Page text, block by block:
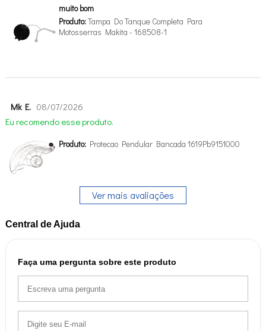
muito bom
Produto:Tampa Do Tanque Completa Para
Motosserras Makita - 168508-1
Mk E. 08/07/2026
Eu recomendo esse produto.
Produto:Protecao Pendular Bancada 1619Pb9151000
Ver mais avaliações
Central de Ajuda
Faça uma pergunta sobre este produto